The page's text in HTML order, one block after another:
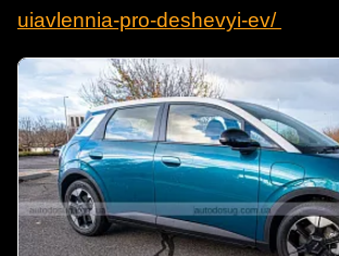
uiavlennia-pro-deshevyi-ev/